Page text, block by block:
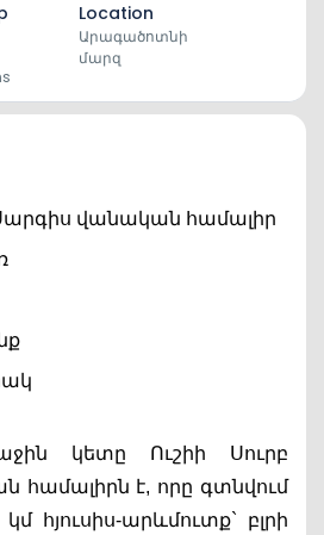
Location
Արագածոտնի
մարզ
Սարգիս վանական համալիր
կետը Ուշիի Սուրբ
համալիրն է, որը գտնվում
կմ հյուսիս-արևմուտք` բլրի